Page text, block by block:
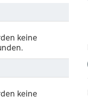
keine
keine